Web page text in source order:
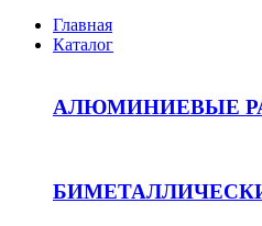
Главная
Каталог
АЛЮМИНИЕВЫЕ